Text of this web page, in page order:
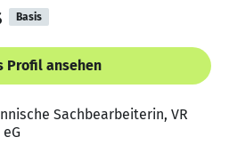
Basis
Profil ansehen
Sachbearbeiterin, VR